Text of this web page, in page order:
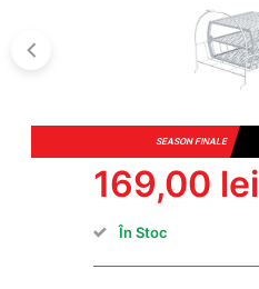
SEASON FINALE
169,00 lei
În Stoc